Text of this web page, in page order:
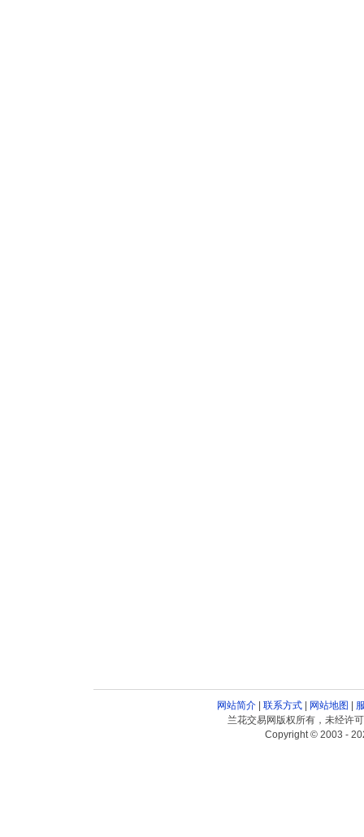
网站简介| 联系方式| 网站地图
兰花交易网版权所有，未经许
Copyright © 2003 -